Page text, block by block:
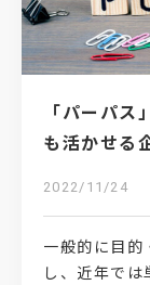
「パーパ
も活かせる
2022/11/24
一般的に目的
し、近年で